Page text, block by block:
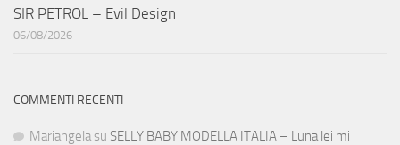
SIR PETROL – Evil Design
06/08/2026
COMMENTI RECENTI
Mariangela su SELLY BABY MODELLA ITALIA – Luna lei mi